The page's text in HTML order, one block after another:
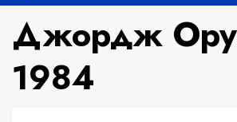
Джордж
1984